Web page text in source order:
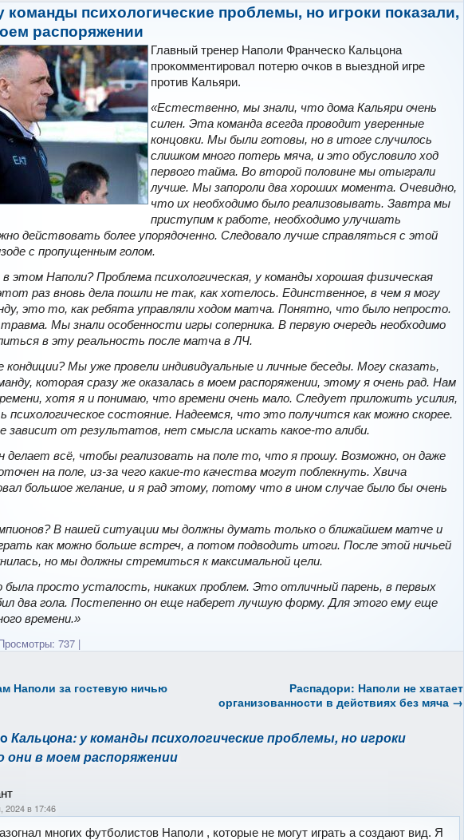
команды психологические проблемы, но игроки показали,
распоряжении
Главный тренер Наполи Франческо Кальцона
прокомментировал потерю очков в выездной игре
против Кальяри.
«Естественно, мы знали, что дома Кальяри очень
силен. Эта команда всегда проводит уверенные
концовки. Мы были готовы, но в итоге случилось
слишком много потерь мяча, и это обусловило ход
первого тайма. Во второй половине мы отыграли
лучше. Мы запороли два хороших момента. Очевидно,
что их необходимо было реализовывать. Завтра мы
приступим к работе, необходимо улучшать
действовать более упорядоченно. Следовало лучше справляться с этой
с пропущенным голом.
этом Наполи? Проблема психологическая, у команды хорошая физическая
раз вновь дела пошли не так, как хотелось. Единственное, в чем я могу
это то, как ребята управляли ходом матча. Понятно, что было непросто.
Мы знали особенности игры соперника. В первую очередь необходимо
в эту реальность после матча в ЛЧ.
кондиции? Мы уже провели индивидуальные и личные беседы. Могу сказать,
которая сразу же оказалась в моем распоряжении, этому я очень рад. Нам
хотя я и понимаю, что времени очень мало. Следует приложить усилия,
состояние. Надеемся, что это получится как можно скорее.
зависит от результатов, нет смысла искать какое-то алиби.
делает всё, чтобы реализовать на поле то, что я прошу. Возможно, он даже
на поле, из-за чего какие-то качества могут поблекнуть. Хвича
большое желание, и я рад этому, потому что в ином случае было бы очень
В нашей ситуации мы должны думать только о ближайшем матче и
как можно больше встреч, а потом подводить итоги. После этой ничьей
но мы должны стремиться к максимальной цели.
была просто усталость, никаких проблем. Это отличный парень, в первых
два гола. Постепенно он еще наберет лучшую форму. Для этого ему еще
времени.»
737|
Наполи за гостевую ничью
Распадори: Наполи не хватает
организованности в действиях без мяча →
Кальцона: у команды психологические проблемы, но игроки
они в моем распоряжении
2024 в 17:46
многих футболистов Наполи , которые не могут играть а создают вид. Я